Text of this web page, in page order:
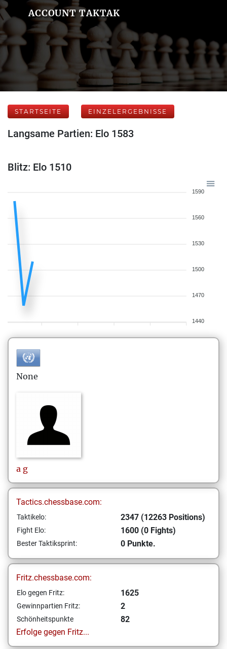
ACCOUNT TAKTAK
STARTSEITE EINZELERGEBNISSE
Langsame Partien: Elo 1583
Blitz: Elo 1510
1590
1560
1530
1500
1470
1440
None
a g
Tactics.chessbase.com:
Taktikelo: 2347 (12263 Positions)
Fight Elo: 1600 (0 Fights)
Bester Taktiksprint: 0 Punkte.
Fritz.chessbase.com:
Elo gegen Fritz: 1625
Gewinnpartien Fritz: 2
Schönheitspunkte
82
Erfolge gegen Fritz...